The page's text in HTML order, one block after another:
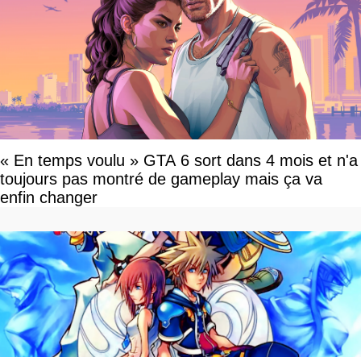
« En temps voulu » GTA 6 sort dans 4 mois et n'a
toujours pas montré de gameplay mais ça va
enfin changer